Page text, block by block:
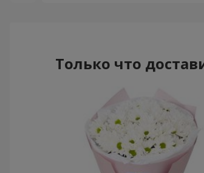
Только что